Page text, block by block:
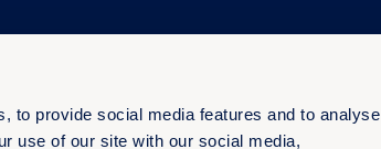
to provide social media features and to analyse
use of our site with our social media,